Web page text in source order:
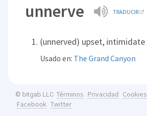
unnerve TRADUCIR
(unnerved) upset, intimidate
Usado en: The Grand Canyon
© bitgab LLC Términos Privacidad Cookies
Facebook Twitter